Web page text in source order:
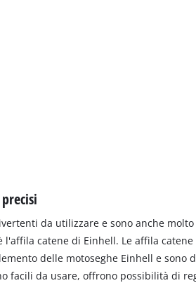
da utilizzare e sono anche molto
l'affila catene di Einhell. Le affila catene
delle motoseghe Einhell e sono
facili da usare, offrono possibilità di